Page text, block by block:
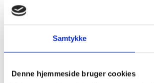
Samtykke
Denne hjemmeside bruger cookies
SAMFUND
Fra fordømmelse til
Historisk set har forholdet mellem